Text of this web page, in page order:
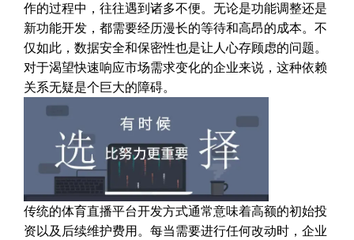
作的过程中，往往遇到诸多不便。无论是功能调整还是
新功能开发，都需要经历漫长的等待和高昂的成本。不
仅如此，数据安全和保密性也是让人心存顾虑的问题。
对于渴望快速响应市场需求变化的企业来说，这种依赖
关系无疑是个巨大的障碍。
传统的体育直播平台开发方式通常意味着高额的初始投
资以及后续维护费用。每当需要进行任何改动时，企业